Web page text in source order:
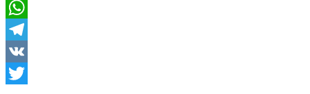
Facebook
WhatsApp
Telegram
VK